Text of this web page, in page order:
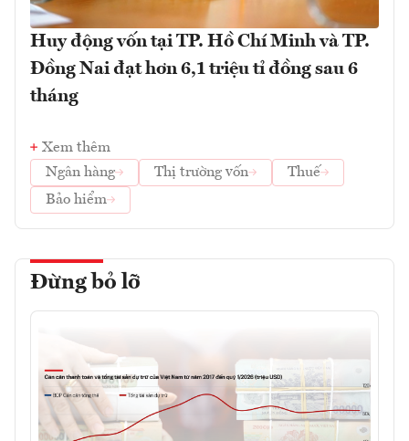
Huy động vốn tại TP. Hồ Chí Minh và TP.
Đồng Nai đạt hơn 6,1 triệu tỉ đồng sau 6
tháng
Xem thêm
Ngân hàng
Thị trường vốn
Thuế
Bảo hiểm
Đừng bỏ lỡ